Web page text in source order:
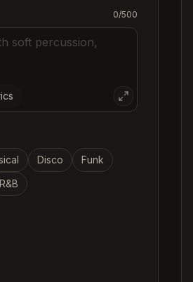
0/500
Disco
Funk
R&B